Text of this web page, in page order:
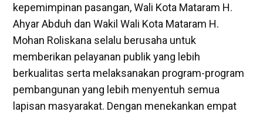
kepemimpinan pasangan, Wali Kota Mataram H.
Ahyar Abduh dan Wakil Wali Kota Mataram H.
Mohan Roliskana selalu berusaha untuk
memberikan pelayanan publik yang lebih
berkualitas serta melaksanakan program-program
pembangunan yang lebih menyentuh semua
lapisan masyarakat. Dengan menekankan empat